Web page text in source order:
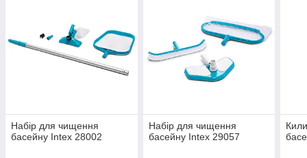
Набір для чищення
басейну Intex 28002
Набір для чищення
басейну Intex 29057